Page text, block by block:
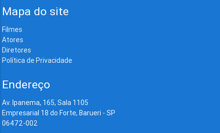
Mapa do site
Filmes
Atores
Diretores
Política de Privacidade
Endereço
Av. Ipanema, 165, Sala 1105
Empresarial 18 do Forte, Barueri - SP
06472-002